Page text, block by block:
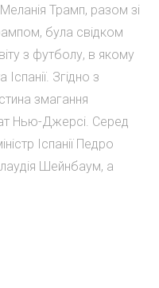
Трамп, разом зі
була свідком
з футболу, в якому
Згідно з
змагання
Нью-Джерсі. Серед
Іспанії Педро
Шейнбаум, а